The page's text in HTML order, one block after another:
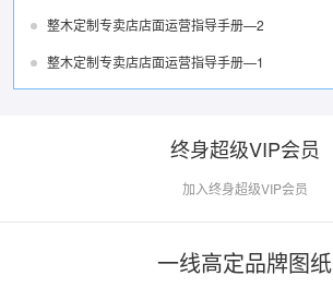
整木定制专卖店店面运营指导手册—2
整木定制专卖店店面运营指导手册—1
终身超级VIP会员
加入终身超级VIP会员
一线高定品牌图纸